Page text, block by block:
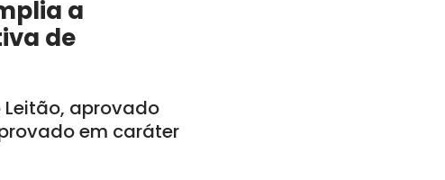
a
de
Leitão, aprovado
em caráter